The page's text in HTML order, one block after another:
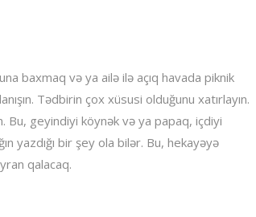
baxmaq və ya ailə ilə açıq havada piknik
Tədbirin çox xüsusi olduğunu xatırlayın.
geyindiyi köynək və ya papaq, içdiyi
yazdığı bir şey ola bilər. Bu, hekayəyə
qalacaq.